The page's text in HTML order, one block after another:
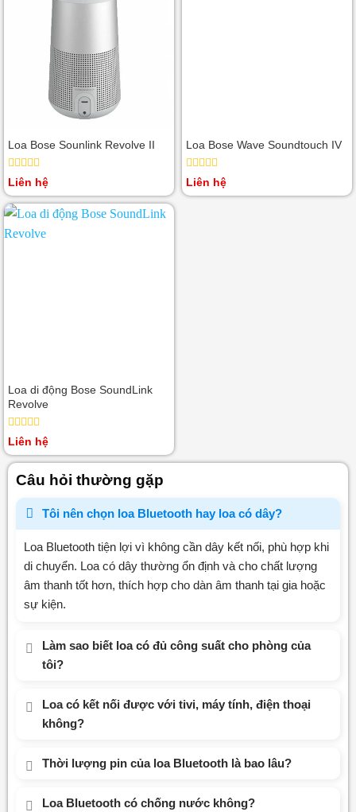
Loa Bose Sounlink Revolve II
Được
hạng
0
sao
Liên hệ
Loa Bose Wave Soundtouch IV
Được
Liên hệ
Loa di động Bose SoundLink
Revolve
Được
hạng
0
Liên hệ
Câu hỏi thường gặp
Tôi nên chọn loa Bluetooth hay loa có dây?
Loa Bluetooth tiện lợi vì không cần dây kết nối, phù hợp khi
di chuyển. Loa có dây thường ổn định và cho chất lượng
âm thanh tốt hơn, thích hợp cho dàn âm thanh tại gia hoặc
sự kiện.
Làm sao biết loa có đủ công suất cho phòng của
tôi?
Loa có kết nối được với tivi, máy tính, điện thoại
không?
Thời lượng pin của loa Bluetooth là bao lâu?
Loa Bluetooth có chống nước không?